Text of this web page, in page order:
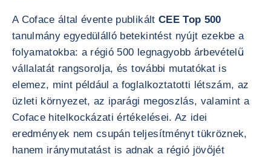
A Coface által évente publikált CEE Top 500
tanulmány egyedülálló betekintést nyújt ezekbe a
folyamatokba: a régió 500 legnagyobb árbevételű
vállalatát rangsorolja, és további mutatókat is
elemez, mint például a foglalkoztatotti létszám, az
üzleti környezet, az iparági megoszlás, valamint a
Coface hitelkockázati értékelései. Az idei
eredmények nem csupán teljesítményt tükröznek,
hanem iránymutatást is adnak a régió jövőjét